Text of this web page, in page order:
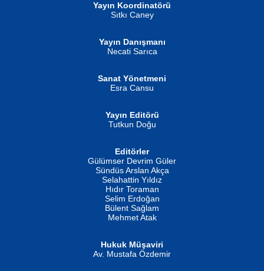
İSMAİL OKUTAN
Erkeklerin Kahrolması Ne Demektir
Evvel Zaman Tanrıçası...
Yayın Koordinatörü
Sıtkı Caney
Yayın Danışmanı
Necati Sarıca
Sanat Yönetmeni
Esra Cansu
Yayın Editörü
Tutkun Doğu
Editörler
Gülümser Devrim Güler
Sündüs Arslan Akça
Selahattin Yıldız
Hıdır Toraman
Selim Erdoğan
Bülent Sağlam
Mehmet Atak
Hukuk Müşaviri
Av. Mustafa Özdemir